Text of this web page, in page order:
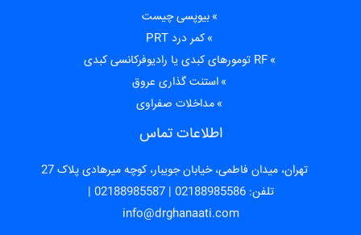
بیوپسی چیست
کمر درد PRT
RF تومورهای کبدی یا رادیوفرکانسی کبدی
استنت گذاری عروق
مداخلات صفراوی
اطلاعات تماس
تهران، میدان فاطمی، خیابان جویبار، کوچه میرهادی پلاک 27
تلفن:02188985586
|
02188985587
|
info@drghanaati.com